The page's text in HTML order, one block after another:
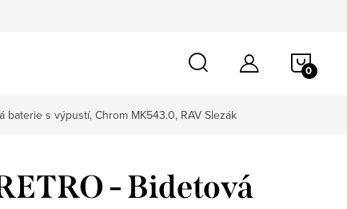
baterie s výpustí, Chrom MK543.0, RAV Slezák
- Bidetová